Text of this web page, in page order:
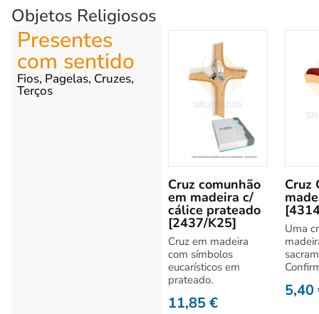
Objetos Religiosos
Presentes
com sentido
Fios, Pagelas, Cruzes,
Terços
Cruz comunhão
em madeira c/
cálice prateado
[2437/K25]
Cruz em madeira
com símbolos
eucarísticos em
prateado.
11,85€
Cruz
Uma
5,40